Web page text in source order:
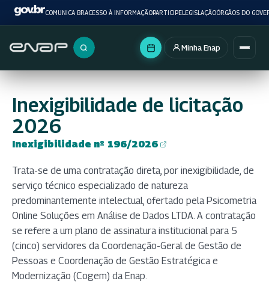
COMUNICA BRACESSO À INFORMAÇÃOPARTICIPELEGISLAÇÃOÓRGÃOS DO
Buscar no portal
Minha Enap
Inexigibilidade de licitação
2026
Inexigibilidade nº 196/2026
(abre em nova aba)
Trata-se de uma contratação direta, por inexigibilidade, de
serviço técnico especializado de natureza
predominantemente intelectual, ofertado pela Psicometria
Online Soluções em Análise de Dados LTDA. A contratação
se refere a um plano de assinatura institucional para 5
(cinco) servidores da Coordenação-Geral de Gestão de
Pessoas e Coordenação de Gestão Estratégica e
Modernização (Cogem) da Enap.